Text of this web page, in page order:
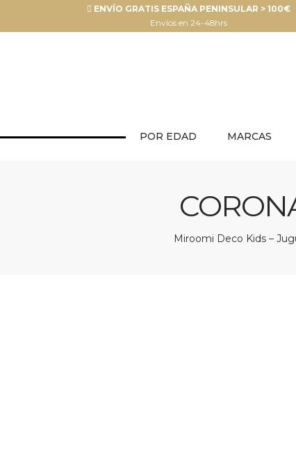
ENVÍO GRATIS ESPAÑA PENINSULAR > 100€
Envíos en 24-48hrs
POR EDAD MARCAS
Miroomi Deco Kids –